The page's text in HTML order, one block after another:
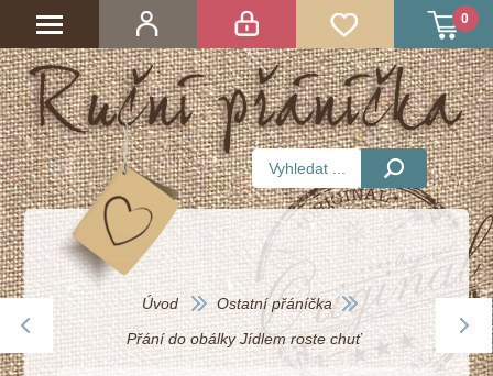
0
Úvod
Ostatní přáníčka
Přání do obálky Jídlem roste chuť